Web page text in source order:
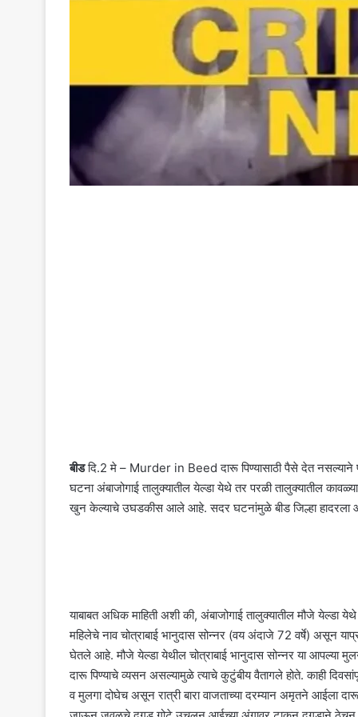
बीडदि.2 मे – Murder in Beed दारू पिण्यासाठी पैसे देत नसल्याने
घटना अंबाजोगाई तालुक्यातील येल्डा येथे तर परळी तालुक्यातील
खुन केल्याचे उघडकीस आले आहे. सदर घटनांमुळे बीड जिल्हा हादरला
याबाबत अधिक माहिती अशी की, अंबाजोगाई तालुक्यातील मौजे येल्डा
महिलेचे नाव चोत्राबाई भानुदास सोन्नर (वय अंदाजे 72 वर्षे) असून
घेतले आहे. मौजे येल्डा येथील चोत्राबाई भानुदास सोन्नर या आपल्या
दारू पिण्याचे व्यसन असल्यामुळे त्याचे कुटुंबीय वैतागले होते. काही
व मुलगा दोघेच असून रात्री बारा वाजताच्या दरम्यान अमृतने आईला